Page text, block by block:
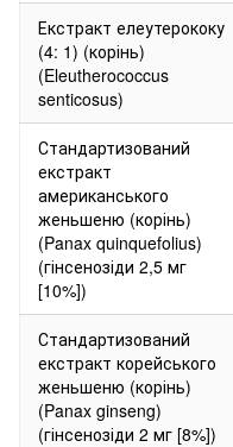
Екстракт елеутерококу
(4: 1) (корінь)
(Eleutherococcus
senticosus)
Стандартизований
екстракт
американського
женьшеню (корінь)
(Panax quinquefolius)
(гінсенозіди 2,5 мг
[10%])
Стандартизований
екстракт корейського
женьшеню (корінь)
(Panax ginseng)
(гінсенозіди 2 мг [8%])